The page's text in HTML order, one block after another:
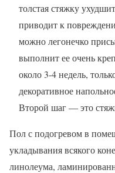
толстая стяжку
приводит к
можно легонечко
выполнит ее очень
около 3-4 недель,
декоративное
Второй шаг — это
Пол с подогревом в
укладывания всякого
линолеума,